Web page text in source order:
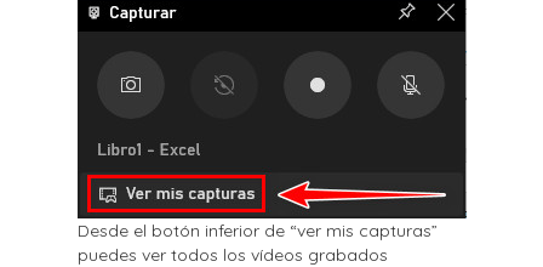
Desde el botón inferior de “ver mis capturas”
puedes ver todos los vídeos grabados